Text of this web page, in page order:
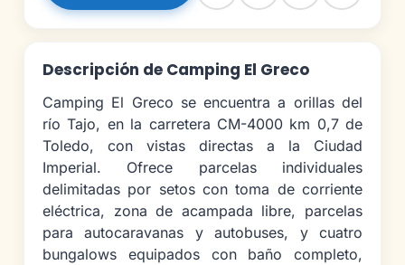
Descripción de Camping El Greco
Camping El Greco se encuentra a orillas del
río Tajo, en la carretera CM-4000 km 0,7 de
Toledo, con vistas directas a la Ciudad
Imperial. Ofrece parcelas individuales
delimitadas por setos con toma de corriente
eléctrica, zona de acampada libre, parcelas
para autocaravanas y autobuses, y cuatro
bungalows equipados con baño completo,